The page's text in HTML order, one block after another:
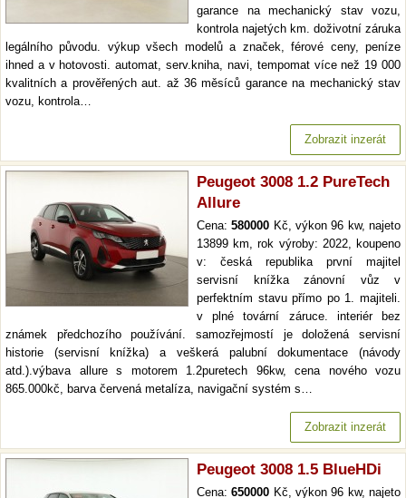
garance na mechanický stav vozu,
kontrola najetých km. doživotní záruka
legálního původu. výkup všech modelů a značek, férové ceny, peníze
ihned a v hotovosti. automat, serv.kniha, navi, tempomat více než 19 000
kvalitních a prověřených aut. až 36 měsíců garance na mechanický stav
vozu, kontrola…
Zobrazit inzerát
Peugeot 3008 1.2 PureTech
Allure
Cena:580000 Kč, výkon 96 kw, najeto
13899 km, rok výroby: 2022, koupeno
v: česká republika první majitel
servisní knížka zánovní vůz v
perfektním stavu přímo po 1. majiteli.
v plné tovární záruce. interiér bez
známek předchozího používání. samozřejmostí je doložená servisní
historie (servisní knížka) a veškerá palubní dokumentace (návody
atd.).výbava allure s motorem 1.2puretech 96kw, cena nového vozu
865.000kč, barva červená metalíza, navigační systém s…
Zobrazit inzerát
Peugeot 3008 1.5 BlueHDi
Cena:650000 Kč, výkon 96 kw, najeto